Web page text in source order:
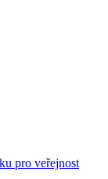
pro veřejnost